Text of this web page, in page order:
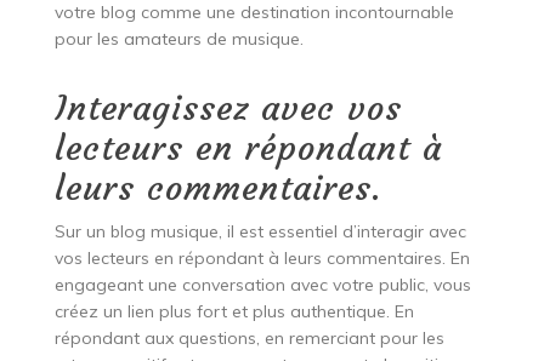
votre blog comme une destination incontournable
pour les amateurs de musique.
Interagissez avec vos
lecteurs en répondant à
leurs commentaires.
Sur un blog musique, il est essentiel d’interagir avec
vos lecteurs en répondant à leurs commentaires. En
engageant une conversation avec votre public, vous
créez un lien plus fort et plus authentique. En
répondant aux questions, en remerciant pour les